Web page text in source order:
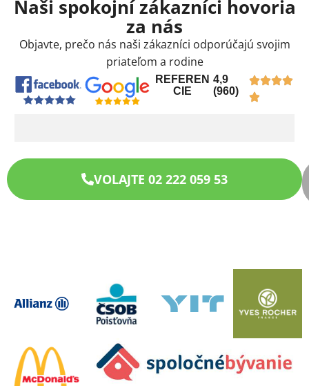
Naši spokojní zákazníci hovoria
za nás
Objavte, prečo nás naši zákazníci odporúčajú svojim
priateľom a rodine
REFEREN
CIE
4,9
(960)
VOLAJTE 02 222 059 53